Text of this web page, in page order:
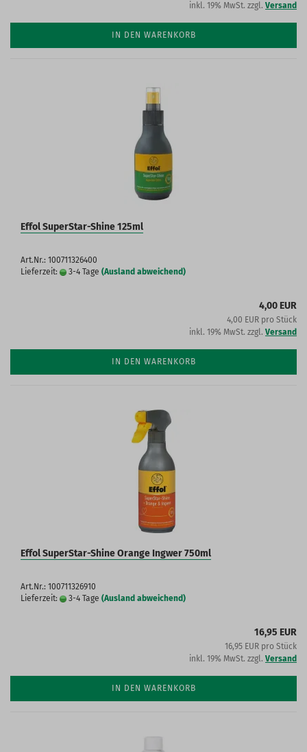
inkl. 19% MwSt. zzgl. Versand
IN DEN WARENKORB
Effol SuperStar-Shine 125ml
Art.Nr.: 100711326400
Lieferzeit:
3-4 Tage (Ausland abweichend)
4,00 EUR
4,00 EUR pro Stück
inkl. 19% MwSt. zzgl. Versand
IN DEN WARENKORB
Effol SuperStar-Shine Orange Ingwer 750ml
Art.Nr.: 100711326910
Lieferzeit:
3-4 Tage (Ausland abweichend)
16,95 EUR
16,95 EUR pro Stück
inkl. 19% MwSt. zzgl. Versand
IN DEN WARENKORB